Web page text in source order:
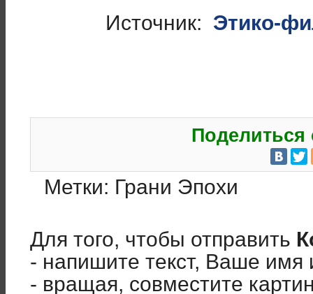
Источник: Этико-
Поделиться
Метки: Грани Эпохи
Для того, чтобы отправить
- напишите текст, Ваше имя
- вращая, совместите